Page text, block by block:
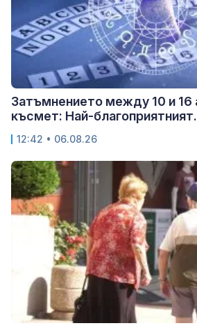
Затъмнението между 10 и 16
късмет: Най-
12:42 • 06.08.26